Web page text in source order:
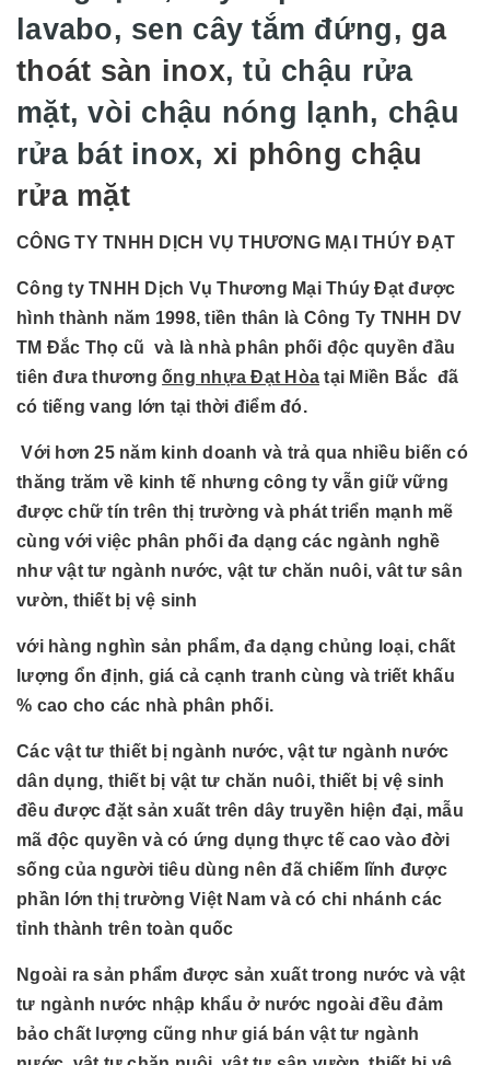
lavabo, sen cây tắm đứng, ga
thoát sàn inox, tủ chậu rửa
mặt, vòi chậu nóng lạnh, chậu
rửa bát inox, xi phông chậu
rửa mặt
CÔNG TY TNHH DỊCH VỤ THƯƠNG MẠI THÚY ĐẠT
Công ty TNHH Dịch Vụ Thương Mại Thúy Đạt được
hình thành năm 1998, tiền thân là Công Ty TNHH DV
TM Đắc Thọ cũ và là nhà phân phối độc quyền đầu
tiên đưa thương ống nhựa Đạt Hòa tại Miền Bắc đã
có tiếng vang lớn tại thời điểm đó.
Với hơn 25 năm kinh doanh và trả qua nhiều biến có
thăng trăm về kinh tế nhưng công ty vẫn giữ vững
được chữ tín trên thị trường và phát triển mạnh mẽ
cùng với việc phân phối đa dạng các ngành nghề
như vật tư ngành nước, vật tư chăn nuôi, vât tư sân
vườn, thiết bị vệ sinh
với hàng nghìn sản phẩm, đa dạng chủng loại, chất
lượng ổn định, giá cả cạnh tranh cùng và triết khấu
% cao cho các nhà phân phối.
Các vật tư thiết bị ngành nước, vật tư ngành nước
dân dụng, thiết bị vật tư chăn nuôi, thiết bị vệ sinh
đều được đặt sản xuất trên dây truyền hiện đại, mẫu
mã độc quyền và có ứng dụng thực tế cao vào đời
sống của người tiêu dùng nên đã chiếm lĩnh được
phần lớn thị trường Việt Nam và có chi nhánh các
tỉnh thành trên toàn quốc
Ngoài ra sản phẩm được sản xuất trong nước và vật
tư ngành nước nhập khẩu ở nước ngoài đều đảm
bảo chất lượng cũng như giá bán vật tư ngành